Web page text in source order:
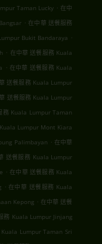
Taman Lucky . 在中
. 在中華 送餐服務
Bukit Bandaraya .
. 在中華 送餐服務 Kuala
. 在中華 送餐服務 Kuala
送餐服務 Kuala Lumpur
送餐服務 Kuala Lumpur
務 Kuala Lumpur Taman
Lumpur Mont Kiara
Palimbayan . 在中華
送餐服務 Kuala Lumpur
. 在中華 送餐服務 Kuala
. 在中華 送餐服務 Kuala
Kepong . 在中華 送餐
務 Kuala Lumpur Jinjang
Lumpur Taman Sri